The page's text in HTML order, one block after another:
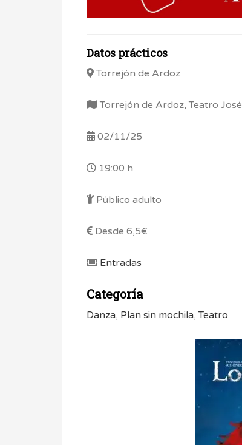
Datos prácticos
Torrejón de Ardoz
Torrejón de Ardoz, Teatro
02/11/25
19:00 h
Público adulto
Desde 6,5€
Entradas
Categoría
Danza, Plan sin mochila,Teatro